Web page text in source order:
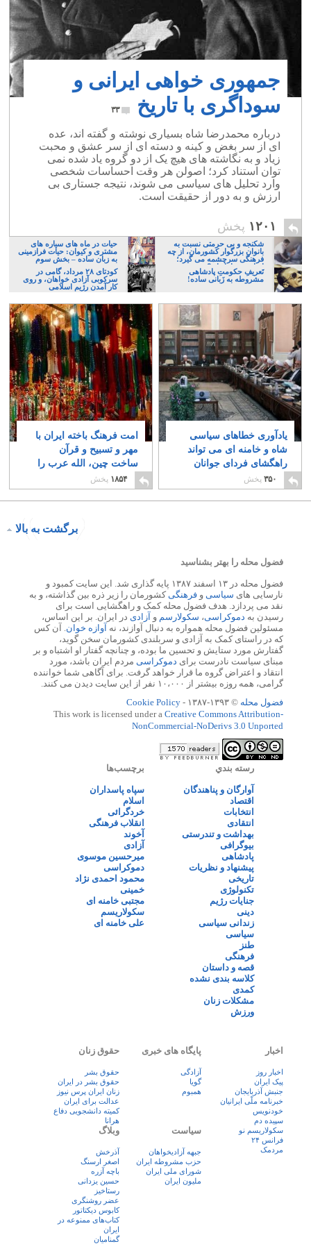
جمهوری خواهی ایرانی و
سوداگری با تاریخ
۳۳
درباره محمدرضا شاه بسیاری نوشته و گفته اند، عده
ای از سر بغض و کینه و دسته ای از سر عشق و محبت
زیاد و به نگاشته های هیچ یک از دو گروه یاد شده نمی
توان استناد کرد؛ اصولن هر وقت احساسات شخصی
وارد تحلیل های سیاسی می شوند، نتیجه جستاری بی
ارزش و به دور از حقیقت است.
۱۲۰۱ پخش
شکنجه و بی حرمتی نسبت به
بانوان بزرگوار کشورمان، از چه
فرهنگی سرچشمه می گیرد؛
ایرانی، و یا تازیان؟
حیات در ماه های سیاره های
مشتری و کیوان: حیات فرازمینی
به زبان ساده – بخش سوم
تَعریفِ حکومتِ پادشاهی
مشروطه به زَبانی ساده!
کودتای ۲۸ مرداد، گامی در
سرکوبی آزادی خواهان، و روی
کار آمدن رژیم اسلامی
یادآوری خطاهای سیاسی
شاه و خامنه ای می تواند
راهگشای فردای جوانان
باشد
۲۲ ۳۵۰ پخش
امت فرهنگ باخته ایران با
مهر و تسبیح و قرآن
ساخت چین، الله عرب را
ستایش می کند
۱۸۵۴ پخش
برگشت به بالا
فضول محله را بهتر بشناسید
فضول محله در ۱۳ اسفند ۱۳۸۷ پایه گذاری شد. این سایت کمبود و
نارسایی های سیاسی و فرهنگیکشورمان را زیر ذره بین گذاشته، و به
نقد می پردازد. هدف فضول محله کمک و راهگشایی است برای
رسیدن به دموکراسی، سکولارسم و آزادی در ایران. بر این اساس،
مسئولین فضول محله همواره به دنبال آوازند، نه آوازه خوان. آن کس
که در راستای کمک به آزادی و سربلندی کشورمان سخن گوید،
گفتارش مورد ستایش و تحسین ما بوده، و چنانچه گفتار او اشتباه و بر
مبنای سیاست نادرست برای دموکراسی مردم ایران باشد، مورد
انتقاد و اعتراض گروه ما قرار خواهد گرفت. برای آگاهی شما خواننده
گرامی، همه روزه بیشتر از ۱۰،۰۰۰ نفر از این سایت دیدن می کنند.
فضول محله © ۱۳۹۳-۱۳۸۷ -
Cookie Policy
This work is licensed under a Creative Commons Attribution-
NonCommercial-NoDerivs 3.0 Unported
رسته بندي
آوارگان و پناهندگان
اقتصاد
انتخابات
انتقادی
بهداشت و تندرستی
بیوگرافی
پادشاهی
پیشنهاد و نظریات
تاریخی
تکنولوژی
جنایات رژیم
دینی
زندانی سیاسی
سیاسی
طنز
فرهنگی
قصه و داستان
کلاسه بندی نشده
کمدی
مشکلات زنان
ورزش
برچسب‌ها
سپاه پاسداران
اسلام
خردگرائی
انقلاب فرهنگی
آخوند
آزادی
میرحسین موسوی
دموکراسی
محمود احمدی نژاد
خمینی
مجتبی خامنه ای
سکولاریسم
علی خامنه ای
اخبار
اخبار روز
پيک ايران
جنبش آذربایجان
خبرنامه ملّی ایرانیان
خودنویس
سپیده دم
سکولاریسم نو
فرانس ۲۴
مردمک
پایگاه های خبری
آزادگی
گویا
همبوم
حقوق زنان
حقوق بشر
حقوق بشر در ایران
زنان ايران پرس نيوز
عدالت برای ایران
کمیته دانشجویی دفاع
هرانا
سیاست
جبهه آزادیخواهان
حزب مشروطه ایران
شورای ملی ایران
ملیون ایران
وبلاگ
آذرخش
اصغر ارسنگ
باچه آزره
حسین یزدانی
رستاخیز
عضر روشنگری
کابوس دیکتاتور
کتاب‌های ممنوعه در
ایران
گمنامیان